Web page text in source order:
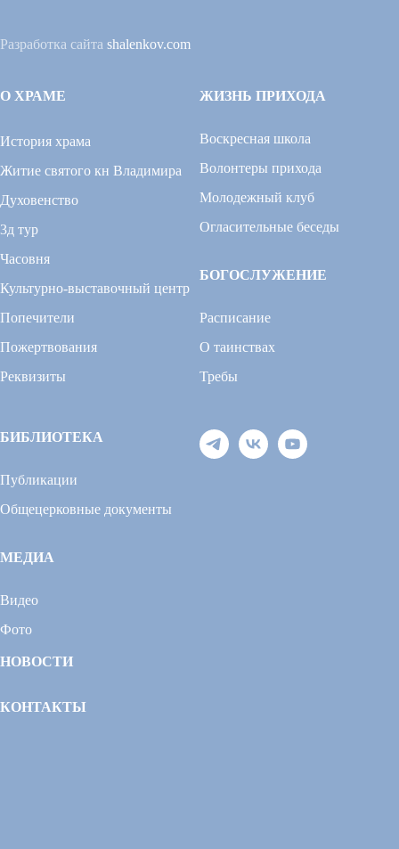
Разработка сайта shalenkov.com
О ХРАМЕ
История храма
Житие святого кн Владимира
Духовенство
3д тур
Часовня
Культурно-выставочный центр
Попечители
Пожертвования
Реквизиты
ЖИЗНЬ ПРИХОДА
Воскресная школа
Волонтеры прихода
Молодежный клуб
Огласительные беседы
БОГОСЛУЖЕНИЕ
Расписание
О таинствах
Требы
БИБЛИОТЕКА
Публикации
Общецерковные документы
МЕДИА
Видео
Фото
НОВОСТИ
КОНТАКТЫ